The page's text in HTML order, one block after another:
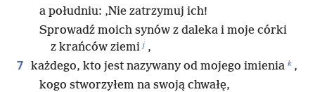
a południu: ‚Nie zatrzymuj ich!
Sprowadź moich synów z daleka i moje córki
z krańców ziemi j ,
7 każdego, kto jest nazywany od mojego imienia k ,
kogo stworzyłem na swoją chwałę,